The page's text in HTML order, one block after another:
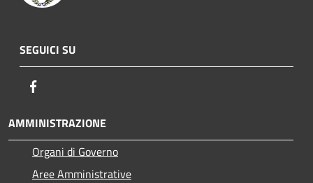
SEGUICI SU
AMMINISTRAZIONE
Organi di Governo
Aree Amministrative